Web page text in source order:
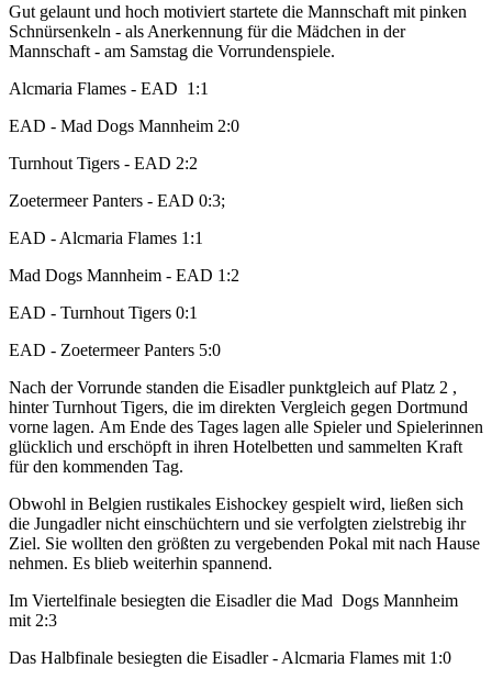
Gut gelaunt und hoch motiviert startete die Mannschaft mit pinken
Schnürsenkeln - als Anerkennung für die Mädchen in der
Mannschaft - am Samstag die Vorrundenspiele.
Alcmaria Flames - EAD 1:1
EAD - Mad Dogs Mannheim 2:0
Turnhout Tigers - EAD 2:2
Zoetermeer Panters - EAD 0:3;
EAD - Alcmaria Flames 1:1
Mad Dogs Mannheim - EAD 1:2
EAD - Turnhout Tigers 0:1
EAD - Zoetermeer Panters 5:0
Nach der Vorrunde standen die Eisadler punktgleich auf Platz 2 ,
hinter Turnhout Tigers, die im direkten Vergleich gegen Dortmund
vorne lagen. Am Ende des Tages lagen alle Spieler und Spielerinnen
glücklich und erschöpft in ihren Hotelbetten und sammelten Kraft
für den kommenden Tag.
Obwohl in Belgien rustikales Eishockey gespielt wird, ließen sich
die Jungadler nicht einschüchtern und sie verfolgten zielstrebig ihr
Ziel. Sie wollten den größten zu vergebenden Pokal mit nach Hause
nehmen. Es blieb weiterhin spannend.
Im Viertelfinale besiegten die Eisadler die Mad Dogs Mannheim
mit 2:3
Das Halbfinale besiegten die Eisadler - Alcmaria Flames mit 1:0